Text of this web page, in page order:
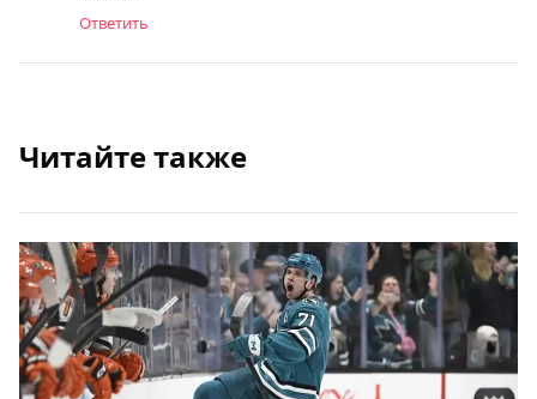
Ответить
Читайте также